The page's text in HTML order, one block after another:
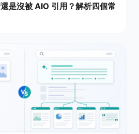
是沒被 AIO 引用？解析四個常